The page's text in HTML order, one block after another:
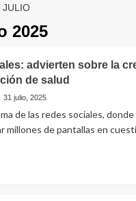
JULIO
2025
advierten sobre la
de salud
31 julio, 2025
de las redes sociales,
millones de pantallas en